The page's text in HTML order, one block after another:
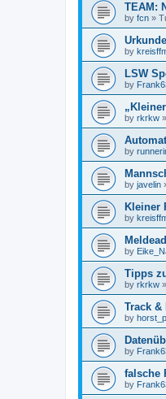
TEAM:
by fcn »
by
LSW
by
by rkrkw »
by
by javelin
Kleiner
by
by
Tipps
by rkrkw »
Track
by
by
falsche
by